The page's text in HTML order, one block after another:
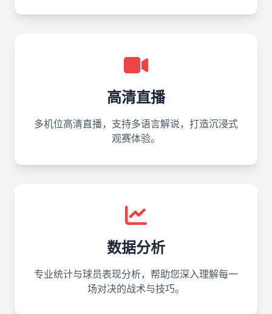
高清直播
多机位高清直播，支持多语言解说，打造沉浸式
观赛体验。
数据分析
专业统计与球员表现分析，帮助您深入理解每一
场对决的战术与技巧。